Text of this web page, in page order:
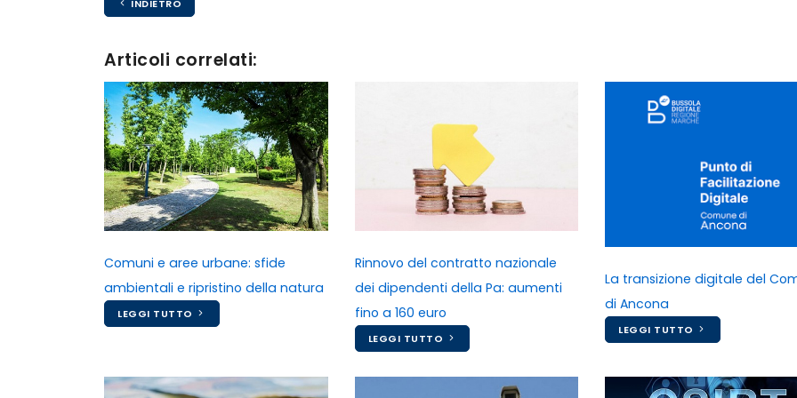
INDIETRO
Articoli correlati:
Comuni e aree urbane: sfide
ambientali e ripristino della natura
LEGGI TUTTO
Rinnovo del contratto nazionale
dei dipendenti della Pa: aumenti
fino a 160 euro
LEGGI TUTTO
La transizione digitale del
di Ancona
LEGGI TUTTO